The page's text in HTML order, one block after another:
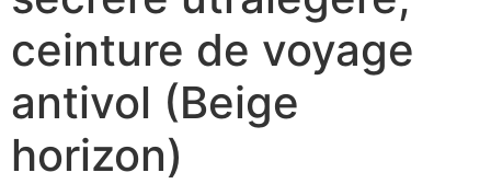
ceinture de voyage
antivol (Beige
horizon)